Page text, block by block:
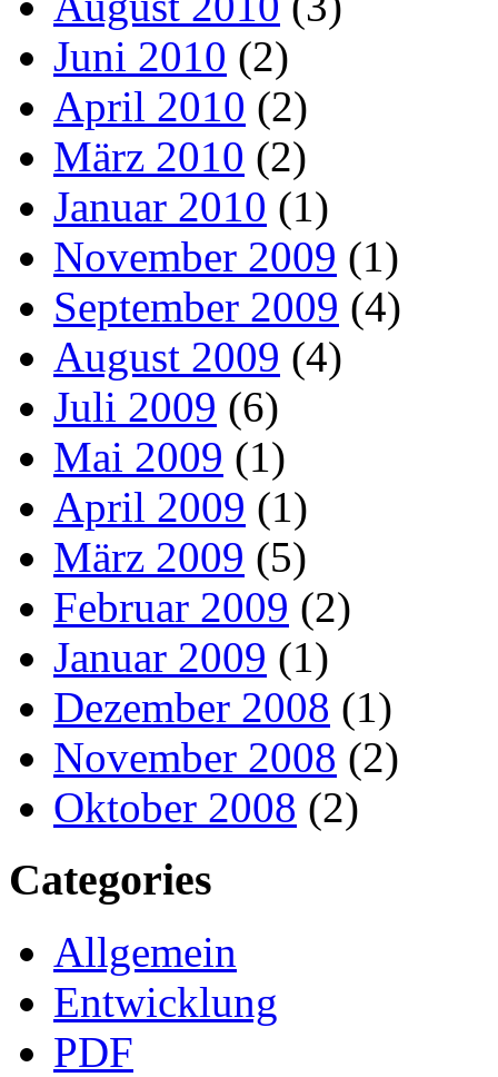
Juni 2010 (2)
April 2010 (2)
März 2010 (2)
Januar 2010 (1)
November 2009 (1)
September 2009 (4)
August 2009 (4)
Juli 2009 (6)
Mai 2009 (1)
April 2009 (1)
März 2009 (5)
Februar 2009 (2)
Januar 2009 (1)
Dezember 2008 (1)
November 2008 (2)
Oktober 2008 (2)
Categories
Allgemein
Entwicklung
PDF